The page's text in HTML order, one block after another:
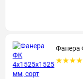
Фанера